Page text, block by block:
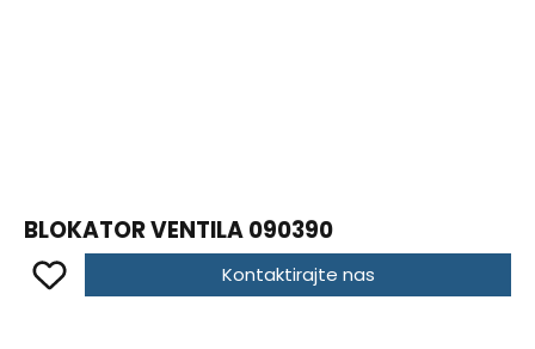
BLOKATOR VENTILA 090390
Kontaktirajte nas